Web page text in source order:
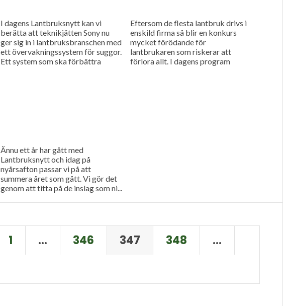
I dagens Lantbruksnytt kan vi
berätta att teknikjätten Sony nu
ger sig in i lantbruksbranschen med
ett övervakningssystem för suggor.
Ett system som ska förbättra
Eftersom de flesta lantbruk drivs i
enskild firma så blir en konkurs
mycket förödande för
lantbrukaren som riskerar att
förlora allt. I dagens program
Ännu ett år har gått med
Lantbruksnytt och idag på
nyårsafton passar vi på att
summera året som gått. Vi gör det
genom att titta på de inslag som ni...
1 … 346 347 348
…